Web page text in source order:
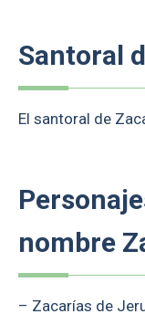
Santoral
El santoral de
nombre
– Zacarías de